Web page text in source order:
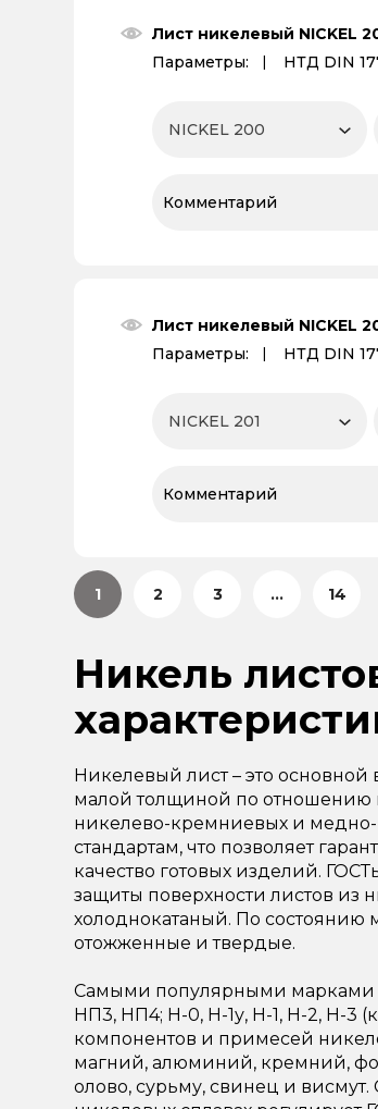
Лист никелевый NICKEL
Параметры:
НТД DIN
Лист никелевый NICKEL
Параметры:
НТД DIN
1 2 3 ... 14
Никель
Никелевый лист – это основной
малой толщиной по отношению
никелево-кремниевых и медно-
стандартам, что позволяет
качество готовых изделий.
защиты поверхности листов из
холоднокатаный. По состоянию
отожженные и твердые.
Самыми популярными марками
НП3, НП4; Н-0, Н-1у, Н-1, Н-2, Н-3
компонентов и примесей
магний, алюминий, кремний,
олово, сурьму, свинец и